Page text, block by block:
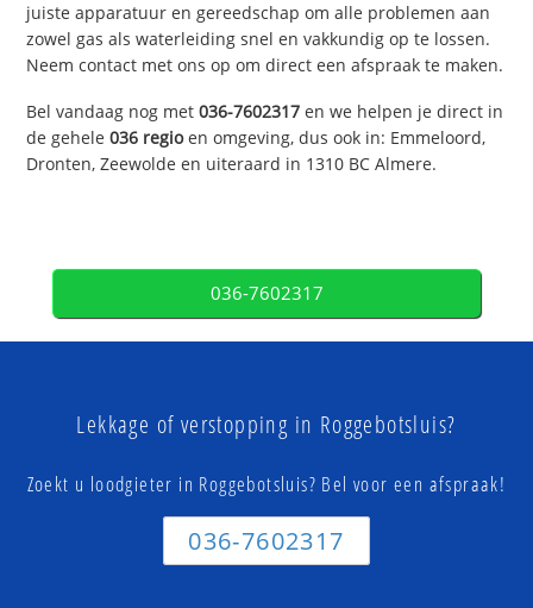
juiste apparatuur en gereedschap om alle problemen aan
zowel gas als waterleiding snel en vakkundig op te lossen.
Neem contact met ons op om direct een afspraak te maken.
Bel vandaag nog met036-7602317 en we helpen je direct in
de gehele036 regioen omgeving, dus ook in: Emmeloord,
Dronten, Zeewolde en uiteraard in 1310 BC Almere.
036-7602317
Lekkage of verstopping in Roggebotsluis?
Zoekt u loodgieter in Roggebotsluis? Bel voor een afspraak!
036-7602317